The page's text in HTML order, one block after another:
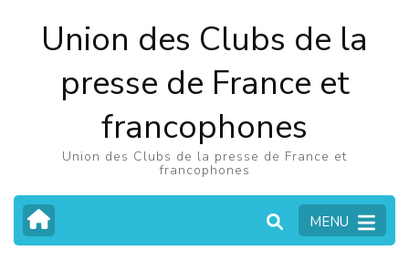
Union des Clubs de la
presse de France et
francophones
Union des Clubs de la presse de France et
francophones
MENU